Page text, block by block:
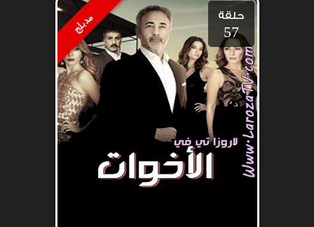
مدبلج حلقة
57